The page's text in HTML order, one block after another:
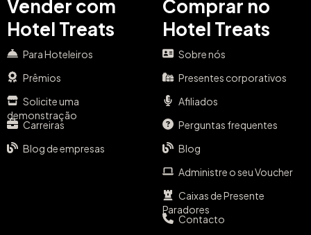
Vender com
Hotel Treats
Para Hoteleiros
Prêmios
Solicite uma
demonstração
Carreiras
Blog de empresas
Comprar no
Hotel Treats
Sobre nós
Presentes corporativos
Afiliados
Perguntas frequentes
Blog
Administre o seu Voucher
Caixas de Presente
Paradores
Contacto